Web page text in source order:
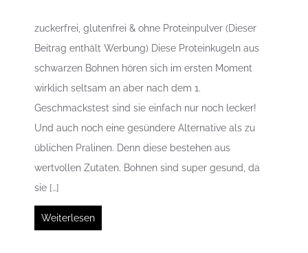
zuckerfrei, glutenfrei & ohne Proteinpulver (Dieser
Beitrag enthält Werbung) Diese Proteinkugeln aus
schwarzen Bohnen hören sich im ersten Moment
wirklich seltsam an aber nach dem 1.
Geschmackstest sind sie einfach nur noch lecker!
Und auch noch eine gesündere Alternative als zu
üblichen Pralinen. Denn diese bestehen aus
wertvollen Zutaten. Bohnen sind super gesund, da
sie […]
Weiterlesen